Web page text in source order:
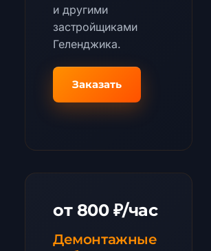
и другими
застройщиками
Геленджика.
Заказать
от 800 ₽/час
Демонтажные